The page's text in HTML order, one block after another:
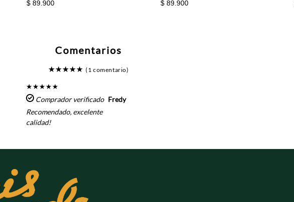
$ 89.900 $ 89.900
Comentarios
★★★★★ (1 comentario)
★★★★★
Comprador verificado Fredy
Recomendado, excelente
calidad!